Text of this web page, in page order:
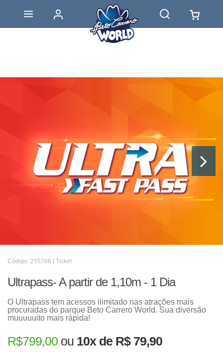
Código: 255766 | Ticket
Ultrapass- A partir de 1,10m - 1 Dia
O Ultrapass tem acessos ilimitado nas atrações mais
procuradas do parque Beto Carrero World. Sua diversão
muuuuuito mais rápida!
R$799,00 ou 10x de R$ 79,90